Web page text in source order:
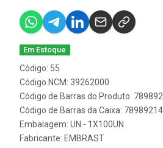
Em Estoque
Código: 55
Código NCM: 39262000
Código de Barras do Produto:
Código de Barras da Caixa:
Embalagem: UN - 1X100UN
Fabricante: EMBRAST